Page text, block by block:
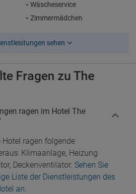
Wäscheservice
Zimmermädchen
sehen
Fragen zu The
ragen im Hotel The
ragen folgende
Klimaanlage, Heizung
Deckenventilator. Sehen Sie
Liste der Dienstleistungen des
an.